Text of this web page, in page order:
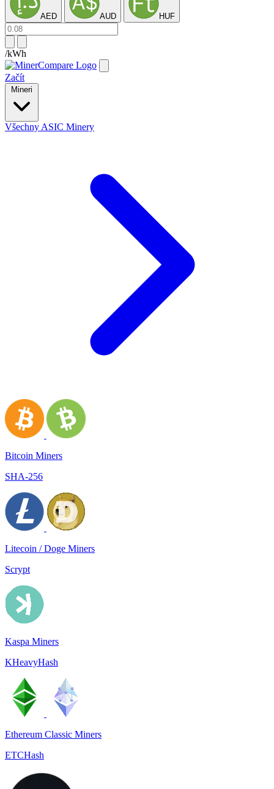
AED AUD HUF
/kWh
Začít
Mineri
Všechny ASIC Minery
Bitcoin Miners
SHA-256
Litecoin / Doge Miners
Scrypt
Kaspa Miners
KHeavyHash
Ethereum Classic Miners
ETCHash